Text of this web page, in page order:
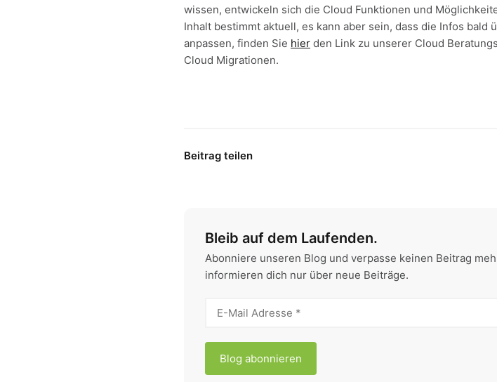
wissen, entwickeln sich die Cloud Funktionen und
Inhalt bestimmt aktuell, es kann aber sein, dass die Infos
anpassen, finden Sie hier den Link zu unserer Cloud
Cloud Migrationen.
Beitrag teilen
Bleib auf dem Laufenden.
Abonniere unseren Blog und verpasse keinen Beitrag
informieren dich nur über neue Beiträge.